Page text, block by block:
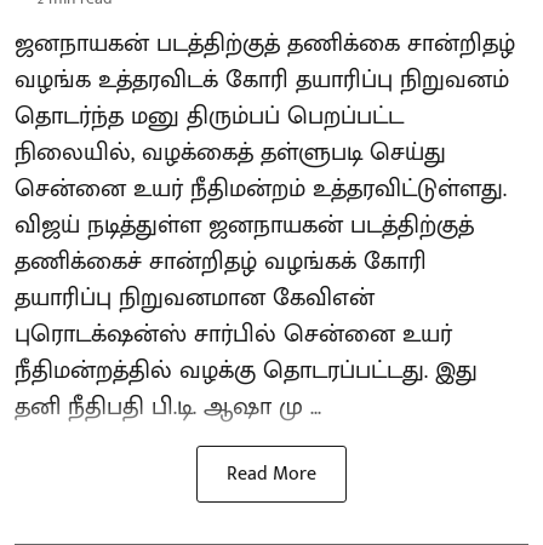
ஜனநாயகன் படத்திற்குத் தணிக்கை சான்றிதழ்
வழங்க உத்தரவிடக் கோரி தயாரிப்பு நிறுவனம்
தொடர்ந்த மனு திரும்பப் பெறப்பட்ட
நிலையில், வழக்கைத் தள்ளுபடி செய்து
சென்னை உயர் நீதிமன்றம் உத்தரவிட்டுள்ளது.
விஜய் நடித்துள்ள ஜனநாயகன் படத்திற்குத்
தணிக்கைச் சான்றிதழ் வழங்கக் கோரி
தயாரிப்பு நிறுவனமான கேவிஎன்
புரொடக்‌ஷன்ஸ் சார்பில் சென்னை உயர்
நீதிமன்றத்தில் வழக்கு தொடரப்பட்டது. இது
தனி நீதிபதி பி.டி. ஆஷா மு ...
Read More